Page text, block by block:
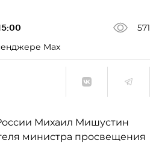
571
Max
Михаил Мишустин
министра просвещения